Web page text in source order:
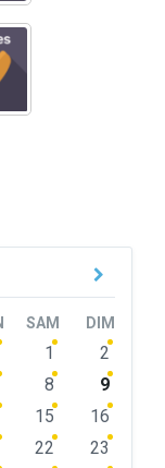
SAM DIM
1
2
8
9
15
16
22
23